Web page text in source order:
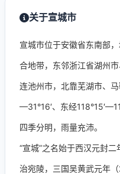
关于宣城市
宣城市位于安徽省东南部
合地带，东邻浙江省湖州
连池州市，北靠芜湖市、
—31°16′、东经
四季分明，雨量充沛。
“宣城”之名始于西汉元封
治宛陵，三国吴黄武元年